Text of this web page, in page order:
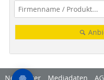
Newsletter Mediadaten